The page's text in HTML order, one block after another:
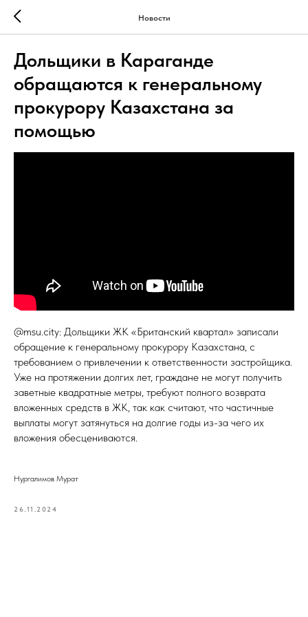
Новости
Дольщики в Караганде
обращаются к генеральному
прокурору Казахстана за
помощью
@msu.city: Дольщики ЖК «Британский квартал» записали
обращение к генеральному прокурору Казахстана, с
требованием о привлечении к ответственности застройщика.
Уже на протяжении долгих лет, граждане не могут получить
заветные квадратные метры, требуют полного возврата
вложенных средств в ЖК, так как считают, что частичные
выплаты могут затянуться на долгие годы из-за чего их
вложения обесцениваются.
Нургалимов Мурат
26.11.2024